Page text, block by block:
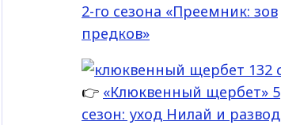
2-го сезона «Преемник: зов
предков»
👉 «Клюквенный щербет» 5
сезон: уход Нилай и развод